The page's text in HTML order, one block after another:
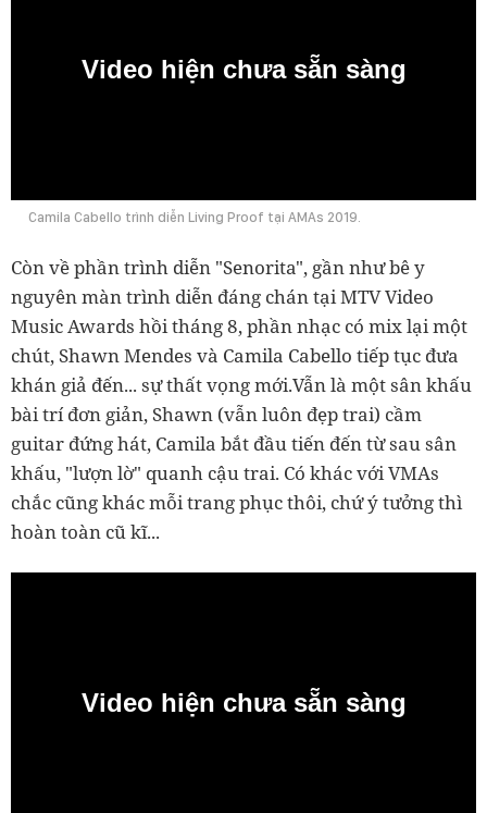
Video hiện chưa sẵn sàng
Camila Cabello trình diễn Living Proof tại AMAs 2019.
Còn về phần trình diễn "Senorita", gần như bê y
nguyên màn trình diễn đáng chán tại MTV Video
Music Awards hồi tháng 8, phần nhạc có mix lại một
chút, Shawn Mendes và Camila Cabello tiếp tục đưa
khán giả đến... sự thất vọng mới.Vẫn là một sân khấu
bài trí đơn giản, Shawn (vẫn luôn đẹp trai) cầm
guitar đứng hát, Camila bắt đầu tiến đến từ sau sân
khấu, "lượn lờ" quanh cậu trai. Có khác với VMAs
chắc cũng khác mỗi trang phục thôi, chứ ý tưởng thì
hoàn toàn cũ kĩ...
Video hiện chưa sẵn sàng